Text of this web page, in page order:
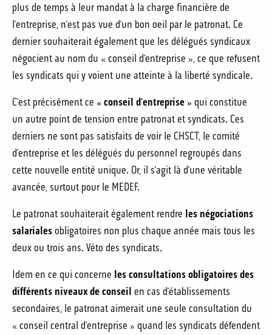
plus de temps à leur mandat à la charge financière de
l’entreprise, n’est pas vue d’un bon oeil par le patronat. Ce
dernier souhaiterait également que les délégués syndicaux
négocient au nom du « conseil d’entreprise », ce que refusent
les syndicats qui y voient une atteinte à la liberté syndicale.
C’est précisément ce « conseil d’entreprise » qui constitue
un autre point de tension entre patronat et syndicats. Ces
derniers ne sont pas satisfaits de voir le CHSCT, le comité
d’entreprise et les délégués du personnel regroupés dans
cette nouvelle entité unique. Or, il s’agit là d’une véritable
avancée, surtout pour le MEDEF.
Le patronat souhaiterait également rendre les négociations
salarialesobligatoires non plus chaque année mais tous les
deux ou trois ans. Véto des syndicats.
Idem en ce qui concerne les consultations obligatoires des
différents niveaux de conseil en cas d’établissements
secondaires, le patronat aimerait une seule consultation du
« conseil central d’entreprise » quand les syndicats défendent